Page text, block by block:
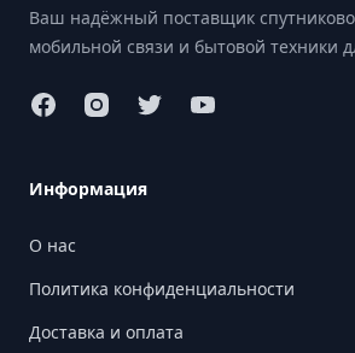
Ваш надёжный поставщик
мобильной связи и бытовой техники
Информация
О нас
Политика конфиденциальности
Доставка и оплата